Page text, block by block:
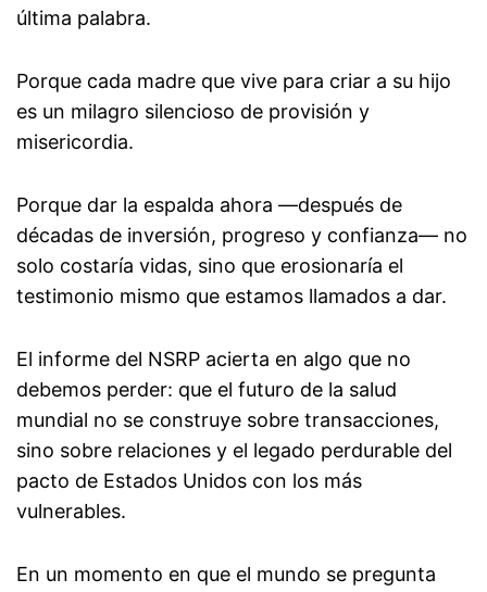
última palabra.
Porque cada madre que vive para criar a su hijo
es un milagro silencioso de provisión y
misericordia.
Porque dar la espalda ahora —después de
décadas de inversión, progreso y confianza— no
solo costaría vidas, sino que erosionaría el
testimonio mismo que estamos llamados a dar.
El informe del NSRP acierta en algo que no
debemos perder: que el futuro de la salud
mundial no se construye sobre transacciones,
sino sobre relaciones y el legado perdurable del
pacto de Estados Unidos con los más
vulnerables.
En un momento en que el mundo se pregunta